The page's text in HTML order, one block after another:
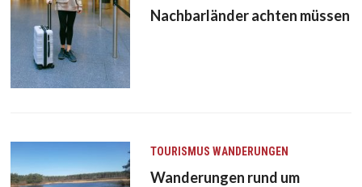
Nachbarländer achten müssen
TOURISMUS WANDERUNGEN
Wanderungen rund um